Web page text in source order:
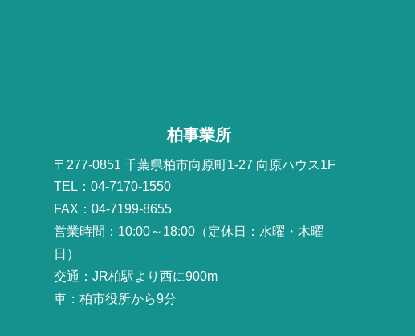
柏事業所
〒277-0851 千葉県柏市向原町1-27 向原ハウス1F
TEL：04-7170-1550
FAX：04-7199-8655
営業時間：10:00～18:00（定休日：水曜・木曜
日）
交通：JR柏駅より西に900m
車：柏市役所から9分